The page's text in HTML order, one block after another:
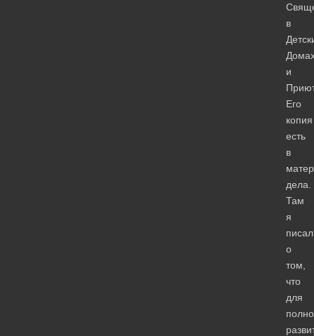
в
и
Его
копия
есть
в
дела.
Там
я
писал
о
том,
что
для